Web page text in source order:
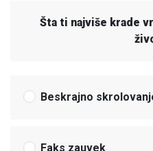
Šta ti najviše krade
Beskrajno
Faks zauvek